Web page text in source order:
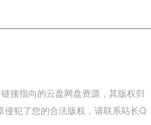
接指向的云盘网盘资源，其版权归
犯了您的合法版权，请联系站长Q